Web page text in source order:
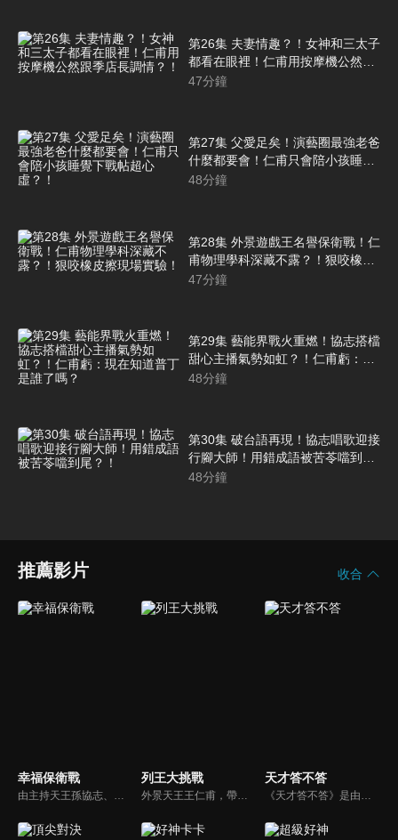
第26集 夫妻情趣？！女神和三太子
都看在眼裡！仁甫用按摩機公然跟
季店長調情？！
47分鐘
第27集 父愛足矣！演藝圈最強老爸
什麼都要會！仁甫只會陪小孩睡覺
下戰帖超心虛？！
48分鐘
第28集 外景遊戲王名譽保衛戰！仁
甫物理學科深藏不露？！狠咬橡皮
擦現場實驗！
47分鐘
第29集 藝能界戰火重燃！協志搭檔
甜心主播氣勢如虹？！仁甫虧：現
在知道普丁是誰了嗎？
48分鐘
第30集 破台語再現！協志唱歌迎接
行腳大師！用錯成語被苦苓噹到
尾？！
48分鐘
推薦影片 收合
幸福保衛戰 列王大挑戰
外景天王王仁甫，帶領初出茅廬、外景界新鮮人的陳漢典攜手主持，兩人各自率領自稱膽大包天的列王藝人團，在節目中相互挑戰對方害怕的極限，集結恐懼、互整、爆笑等綜藝效果，讓觀眾看看藝人們最野生的真情流露！
天才答不答